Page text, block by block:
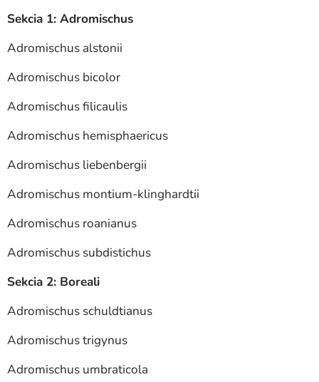
Sekcia 1: Adromischus
Adromischus alstonii
Adromischus bicolor
Adromischus filicaulis
Adromischus hemisphaericus
Adromischus liebenbergii
Adromischus montium-klinghardtii
Adromischus roanianus
Adromischus subdistichus
Sekcia 2: Boreali
Adromischus schuldtianus
Adromischus trigynus
Adromischus umbraticola